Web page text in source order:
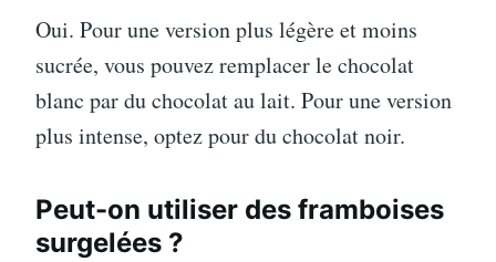
Oui. Pour une version plus légère et moins
sucrée, vous pouvez remplacer le chocolat
blanc par du chocolat au lait. Pour une version
plus intense, optez pour du chocolat noir.
Peut-on utiliser des framboises
surgelées ?